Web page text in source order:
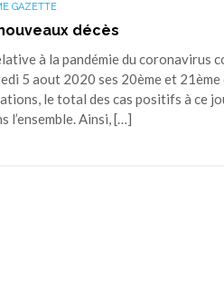
GAZETTE
décès
à la pandémie du coronavirus
5 aout 2020 ses 20ème et
le total des cas positifs à ce
l’ensemble. Ainsi, […]